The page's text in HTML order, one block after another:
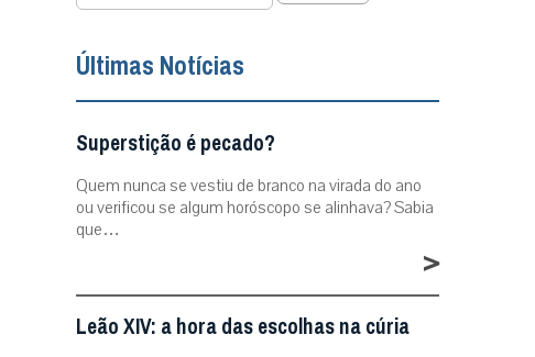
Últimas Notícias
Superstição é pecado?
Quem nunca se vestiu de branco na virada do ano
ou verificou se algum horóscopo se alinhava? Sabia
que…
>
Leão XIV: a hora das escolhas na cúria